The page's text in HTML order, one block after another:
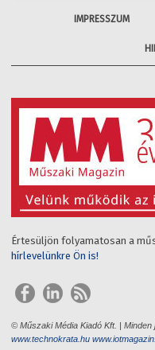
IMPRESSZUM
Értesüljön folyamatosan a
hírlevelünkre Ön is!
© Műszaki Média Kiadó Kft. |
www.technokrata.hu